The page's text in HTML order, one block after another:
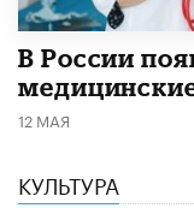
В России
12 МАЯ
КУЛЬТУРА